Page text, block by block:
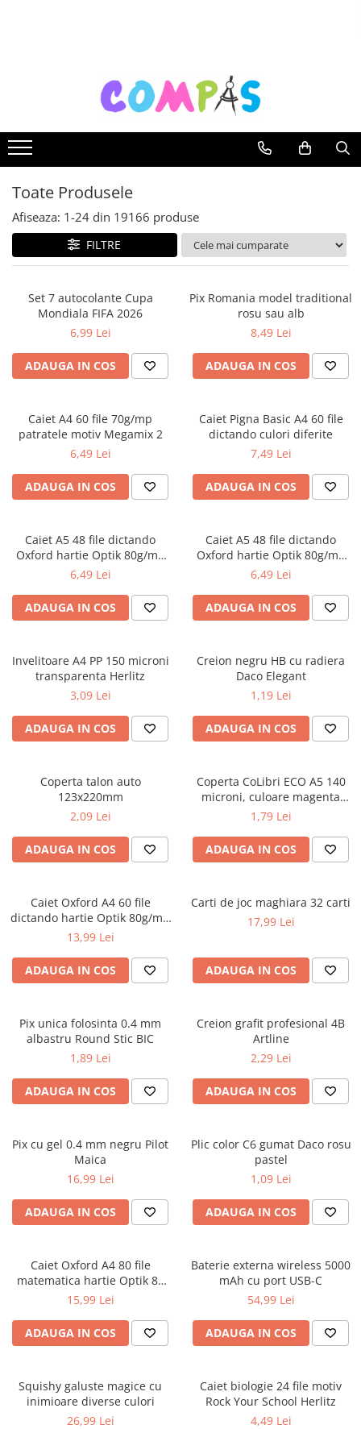
Noutăți Librăria Compas
Souvenir România
Rechizite școlare
Instrumente de scris
Stilouri școlare
Rollere și finelinere
Markere și textmarkere
Creioane grafice
Creioane colorate
Creioane cerate
Radiere
Ascutițori
Mine și rezerve
Cretă școlară și creativă
Coperți caiete si cărți
Carnete pentru elevi
Lupe și articole educative
Foarfece școlare
Globuri pământești
Cutii sandwich și caserole
Termosuri
Pahare și sticle pentru scoală
Cutii pentru depozitare
Caiete școlare și hârtie
Caiete muzică
Caiete geografie și biologie
Caiete foi veline
Vocabulare
Blocuri de desen școlare
Hârtie pentru lucru manual
Accesorii geometrie și matematică
Rigle și Echere
Compasuri
Truse geometrie
Socotitori și bețisoare pentru
numărat
Ghiozdane și rucsacuri
Rucsacuri școlare și casual
Ghiozdane pentru grădinită
Penare
Penare neechipate
Penare tip etui
Acuarele și pensule școlare
Acuarele școlare și Tempera
Pensule școlare
Cărți
Cărți pentru copii
Toate Produsele
Afiseaza: 1-24 din 19166 produse
FILTRE
Set 7 autocolante Cupa
Mondiala FIFA 2026
6,99 Lei
ADAUGA IN COS
Pix Romania model traditional
rosu sau alb
8,49 Lei
ADAUGA IN COS
Caiet A4 60 file 70g/mp
patratele motiv Megamix 2
6,49 Lei
ADAUGA IN COS
Caiet Pigna Basic A4 60 file
dictando culori diferite
7,49 Lei
ADAUGA IN COS
Caiet A5 48 file dictando
Oxford hartie Optik 80g/mp
motiv Touch Trend
6,49 Lei
ADAUGA IN COS
Caiet A5 48 file dictando
Oxford hartie Optik 80g/mp
diverse culori
6,49 Lei
ADAUGA IN COS
Invelitoare A4 PP 150 microni
transparenta Herlitz
3,09 Lei
ADAUGA IN COS
Creion negru HB cu radiera
Daco Elegant
1,19 Lei
ADAUGA IN COS
Coperta talon auto
123x220mm
2,09 Lei
ADAUGA IN COS
Coperta CoLibri ECO A5 140
microni, culoare magenta
opac
1,79 Lei
ADAUGA IN COS
Caiet Oxford A4 60 file
dictando hartie Optik 80g/mp
Touch Pastel
13,99 Lei
ADAUGA IN COS
Carti de joc maghiara 32 carti
17,99 Lei
ADAUGA IN COS
Pix unica folosinta 0.4 mm
albastru Round Stic BIC
1,89 Lei
ADAUGA IN COS
Creion grafit profesional 4B
Artline
2,29 Lei
ADAUGA IN COS
Pix cu gel 0.4 mm negru Pilot
Maica
16,99 Lei
ADAUGA IN COS
Plic color C6 gumat Daco rosu
pastel
1,09 Lei
ADAUGA IN COS
Caiet Oxford A4 80 file
matematica hartie Optik 80
g/mp motiv Teenager
15,99 Lei
ADAUGA IN COS
Baterie externa wireless 5000
mAh cu port USB-C
54,99 Lei
ADAUGA IN COS
Squishy galuste magice cu
inimioare diverse culori
26,99 Lei
Caiet biologie 24 file motiv
Rock Your School Herlitz
4,49 Lei